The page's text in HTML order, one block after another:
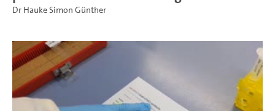
Dr Hauke Simon Günther